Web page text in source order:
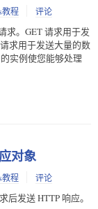
教程 评论
求。GET 请求用于发
求用于发送大量的数
实例使您能够处理
对象
教程 评论
后发送 HTTP 响应。